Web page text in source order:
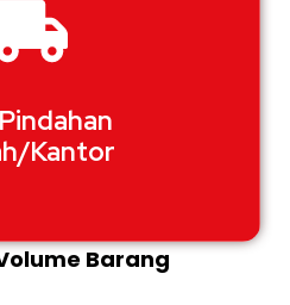
Kantor
Barang